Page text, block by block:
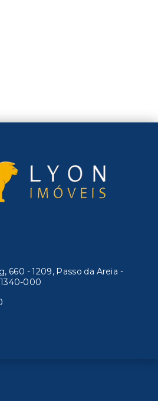
660 - 1209, Passo da Areia -
000